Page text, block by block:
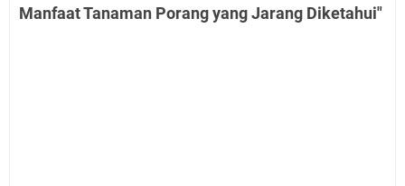
Manfaat Tanaman Porang yang Jarang Diketahui"